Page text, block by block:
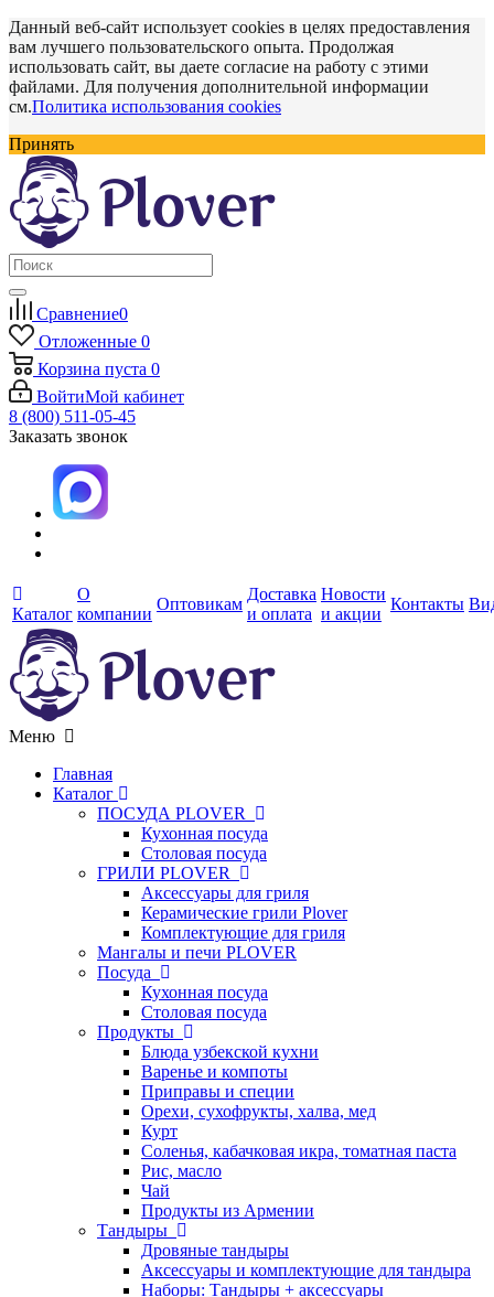
Данный веб-сайт использует cookies в целях предоставления
вам лучшего пользовательского опыта. Продолжая
использовать сайт, вы даете согласие на работу с этими
файлами. Для получения дополнительной информации
см.Политика использования cookies
Принять
Сравнение0
Отложенные 0
Корзина пуста 0
ВойтиМой кабинет
8 (800) 511-05-45
Заказать звонок
Каталог
О
компании
Оптовикам
Доставка
и оплата
Новости
и акции
Контакты
Меню
Главная
Каталог
ПОСУДА PLOVER
Кухонная посуда
Столовая посуда
ГРИЛИ PLOVER
Аксессуары для гриля
Керамические грили Plover
Комплектующие для гриля
Мангалы и печи PLOVER
Посуда
Кухонная посуда
Столовая посуда
Продукты
Блюда узбекской кухни
Варенье и компоты
Приправы и специи
Орехи, сухофрукты, халва, мед
Курт
Соленья, кабачковая икра, томатная паста
Рис, масло
Чай
Продукты из Армении
Тандыры
Дровяные тандыры
Аксессуары и комплектующие для тандыра
Наборы: Тандыры + аксессуары